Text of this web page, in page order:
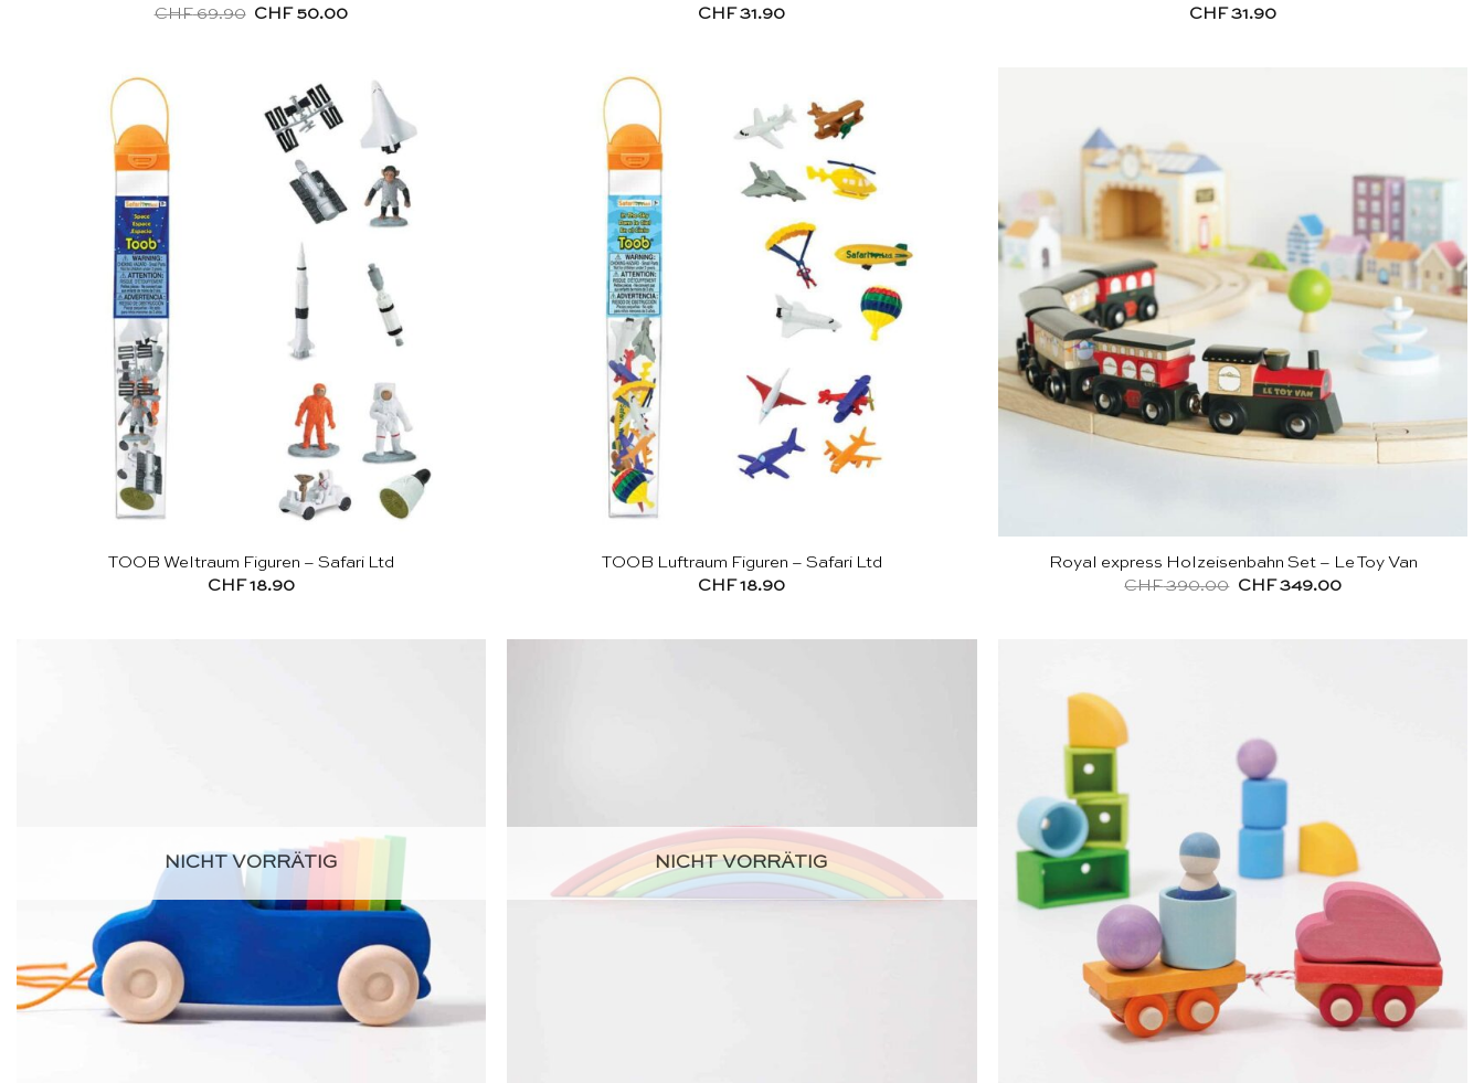
CHF69.90 Ursprünglicher
CHF50.00Aktueller
CHF31.90
CHF31.90
TOOB Weltraum Figuren – Safari Ltd
CHF18.90
TOOB Luftraum Figuren – Safari Ltd
CHF18.90
Royal express Holzeisenbahn Set – Le Toy Van
CHF390.00 Ursprünglicher
CHF349.00Aktueller
NICHT VORRÄTIG NICHT VORRÄTIG